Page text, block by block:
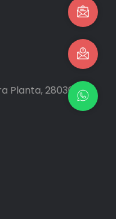
Planta, 28036,